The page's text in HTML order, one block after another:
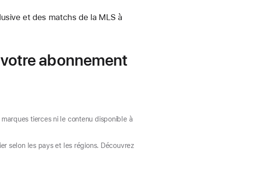
et des matchs de la MLS à
abonnement
tierces ni le contenu disponible à
selon les pays et les régions. Découvrez